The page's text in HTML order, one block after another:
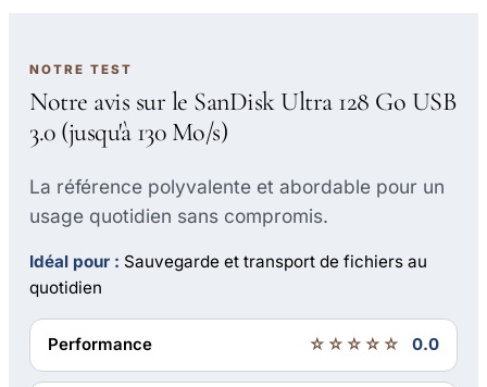
NOTRE TEST
Notre avis sur le SanDisk Ultra 128 Go USB
3.0 (jusqu'à 130 Mo/s)
La référence polyvalente et abordable pour un
usage quotidien sans compromis.
Idéal pour : Sauvegarde et transport de fichiers au
quotidien
Performance ☆☆☆☆☆ 0.0